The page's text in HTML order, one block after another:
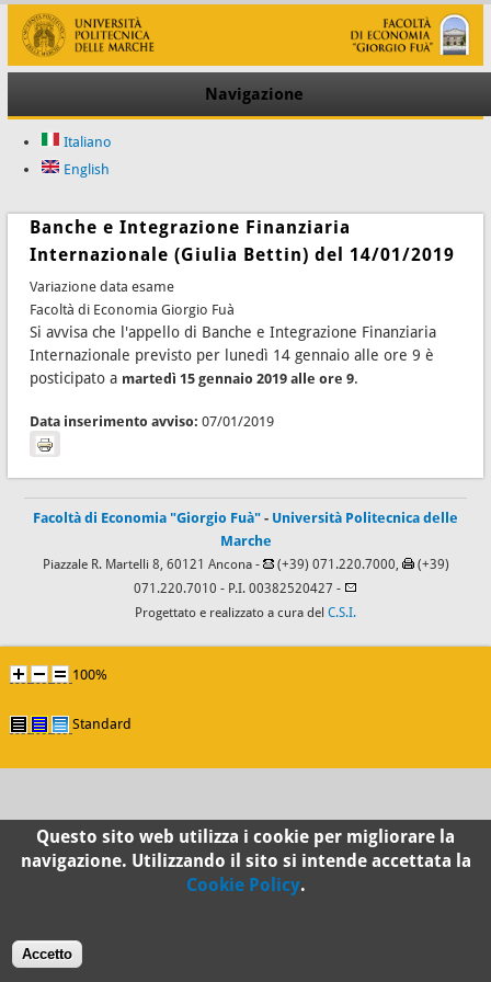
Navigazione
Italiano
English
Banche e Integrazione Finanziaria
Internazionale (Giulia Bettin) del 14/01/2019
Variazione data esame
Facoltà di Economia Giorgio Fuà
Si avvisa che l'appello di Banche e Integrazione Finanziaria
Internazionale previsto per lunedì 14 gennaio alle ore 9 è
posticipato a martedì 15 gennaio 2019 alle ore 9.
Data inserimento avviso: 07/01/2019
Facoltà di Economia "Giorgio Fuà" - Università Politecnica delle
Marche
Piazzale R. Martelli 8, 60121 Ancona - (+39) 071.220.7000,
(+39)
071.220.7010 - P.I. 00382520427 -
Progettato e realizzato a cura del C.S.I.
100%
Standard
Questo sito web utilizza i cookie per migliorare la
navigazione. Utilizzando il sito si intende accettata la
Cookie Policy.
Accetto